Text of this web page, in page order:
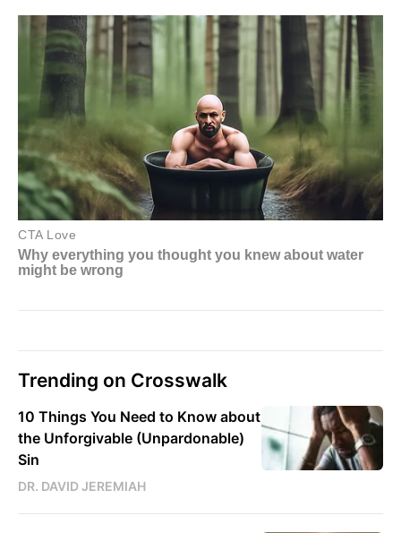
Trending on Crosswalk
10 Things You Need to Know about
the Unforgivable (Unpardonable)
Sin
DR. DAVID JEREMIAH